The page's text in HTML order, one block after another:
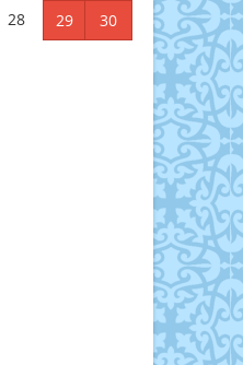
28 29
30